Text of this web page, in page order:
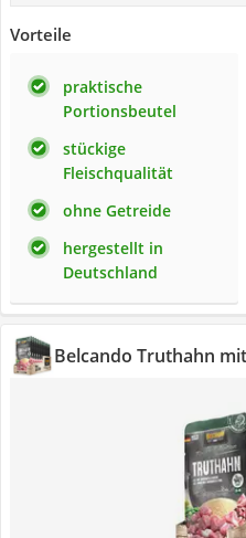
Vorteile
praktische
Portionsbeutel
stückige
Fleischqualität
ohne Getreide
hergestellt in
Deutschland
Belcando Truthahn